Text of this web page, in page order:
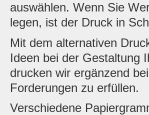
auswählen. Wenn Sie
legen, ist der Druck in
Mit dem alternativen
Ideen bei der Gestaltung
drucken wir ergänzend
Forderungen zu erfüllen.
Verschiedene